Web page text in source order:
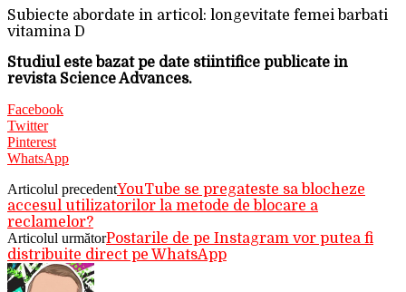
Subiecte abordate in articol: longevitate femei barbati
vitamina D
Studiul este bazat pe date stiintifice publicate in
revista Science Advances.
Facebook
Twitter
Pinterest
WhatsApp
Articolul precedentYouTube se pregateste sa blocheze
accesul utilizatorilor la metode de blocare a
reclamelor?
Articolul următorPostarile de pe Instagram vor putea fi
distribuite direct pe WhatsApp